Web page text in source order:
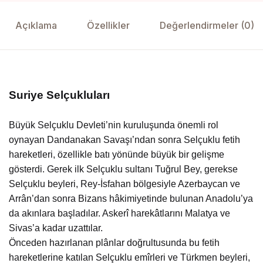
Açıklama Özellikler Değerlendirmeler (0)
Suriye Selçukluları
Büyük Selçuklu Devleti’nin kuruluşunda önemli rol
oynayan Dandanakan Savaşı’ndan sonra Selçuklu fetih
hareketleri, özellikle batı yönünde büyük bir gelişme
gösterdi. Gerek ilk Selçuklu sultanı Tuğrul Bey, gerekse
Selçuklu beyleri, Rey-İsfahan bölgesiyle Azerbaycan ve
Arrân’dan sonra Bizans hâkimiyetinde bulunan Anadolu’ya
da akınlara başladılar. Askerî harekâtlarını Malatya ve
Sivas’a kadar uzattılar.
Önceden hazırlanan plânlar doğrultusunda bu fetih
hareketlerine katılan Selçuklu emîrleri ve Türkmen beyleri,